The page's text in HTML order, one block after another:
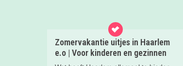
Zomervakantie uitjes in Haarlem
e.o | Voor kinderen en gezinnen